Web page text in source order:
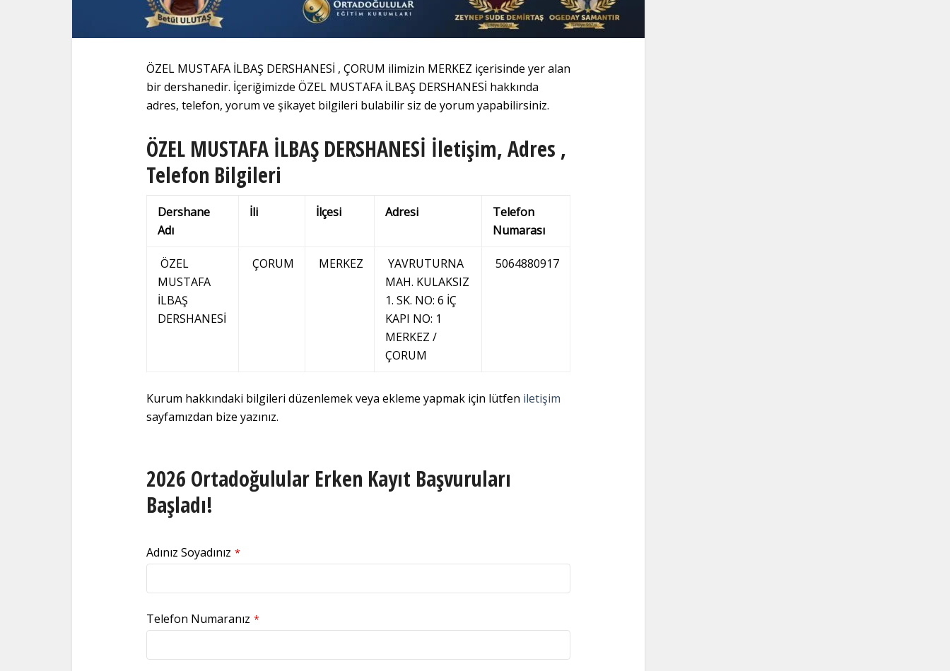
ÖZEL MUSTAFA İLBAŞ DERSHANESİ , ÇORUM ilimizin MERKEZ içerisinde yer alan
bir dershanedir. İçeriğimizde ÖZEL MUSTAFA İLBAŞ DERSHANESİ hakkında
adres, telefon, yorum ve şikayet bilgileri bulabilir siz de yorum yapabilirsiniz.
ÖZEL MUSTAFA İLBAŞ DERSHANESİ İletişim, Adres ,
Telefon Bilgileri
Dershane
Adı
İli İlçesi Adresi
Telefon
Numarası
ÖZEL
MUSTAFA
İLBAŞ
DERSHANESİ
ÇORUM MERKEZ
YAVRUTURNA
MAH. KULAKSIZ
1. SK. NO: 6 İÇ
KAPI NO: 1
MERKEZ /
ÇORUM
5064880917
Kurum hakkındaki bilgileri düzenlemek veya ekleme yapmak için lütfen iletişim
sayfamızdan bize yazınız.
2026 Ortadoğulular Erken Kayıt Başvuruları
Başladı!
Adınız Soyadınız *
Telefon Numaranız *